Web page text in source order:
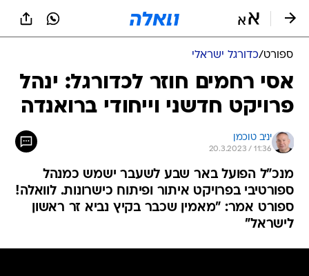
ספורט/כדורגל ישראלי
אסי רחמים חוזר לכדורגל: ינהל
פרויקט חדשני וייחודי ברואנדה
יניב טוכמן
20.3.2023 / 11:36
מנכ"ל הפועל באר שבע לשעבר ישמש כמנהל
ספורטיבי בפרויקט איתור ופיתוח כישרונות. לוואלה!
ספורט אמר: "מאמין שכבר בקיץ נביא זר ראשון
לישראל"